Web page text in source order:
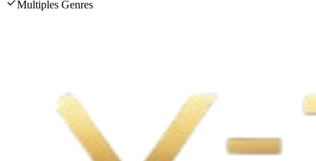
Multiples Genres